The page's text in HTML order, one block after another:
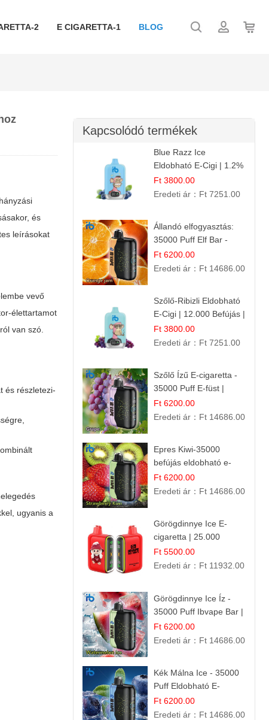
2 E CIGARETTA-1 BLOG
és
leírásokat
vevő
élettartamot
van szó.
és részletezi-
ugyanis a
Kapcsolódó termékek
Blue Razz Ice
Eldobható E-Cigi | 1.2%
Nikotin | Jéghideg
Málna Íz
Ft 3800.00
Eredeti ár： Ft 7251.00
Állandó elfogyasztás:
35000 Puff Elf Bar -
Narancslekvár íz
Ft 6200.00
Eredeti ár： Ft 14686.00
Szőlő-Ribizli Eldobható
E-Cigi | 12.000 Befújás |
Friss Gyümölcs Íz
Ft 3800.00
Eredeti ár： Ft 7251.00
Szőlő Ízű E-cigaretta -
35000 Puff E-füst |
Intenzív
Gyümölcsélmény!
Ft 6200.00
Eredeti ár： Ft 14686.00
Epres Kiwi-35000
befújás eldobható e-
cigaretta
Ft 6200.00
Eredeti ár： Ft 14686.00
Görögdinnye Ice E-
cigaretta | 25.000
Befújás | Premium E-
Liquid
Ft 5500.00
Eredeti ár： Ft 11932.00
Görögdinnye Ice Íz -
35000 Puff Ibvape Bar |
Frissítő Mentolos
Élmény!
Ft 6200.00
Eredeti ár： Ft 14686.00
Kék Málna Ice - 35000
Puff Eldobható E-
cigaretta | Élénkítő
Gyümölcsös
Ft 6200.00
Eredeti ár： Ft 14686.00